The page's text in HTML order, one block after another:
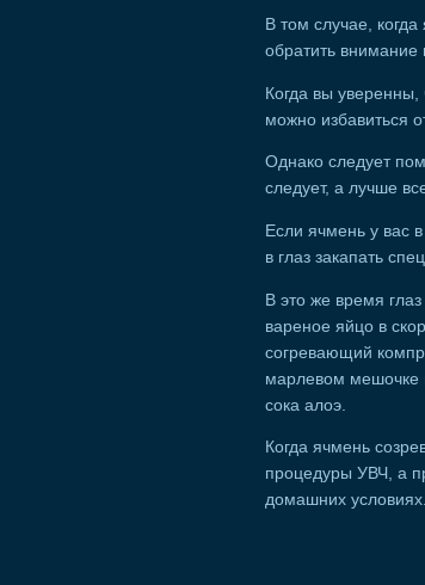
В том случае,
обратить внимание
Когда вы уверенны,
можно избавиться
Однако следует
следует, а лучше
Если ячмень у вас
в глаз закапать
В это же время
вареное яйцо в
согревающий
марлевом мешочке
сока алоэ.
Когда ячмень
процедуры УВЧ, а
домашних условиях.